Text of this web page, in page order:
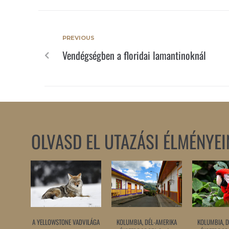
PREVIOUS
Vendégségben a floridai lamantinoknál
OLVASD EL UTAZÁSI
A YELLOWSTONE VADVILÁGA
KOLUMBIA, DÉL-AMERIKA
KOLUMBIA,